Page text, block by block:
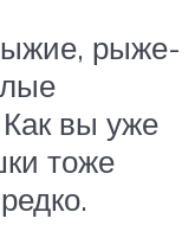
рыже-
вы уже
тоже